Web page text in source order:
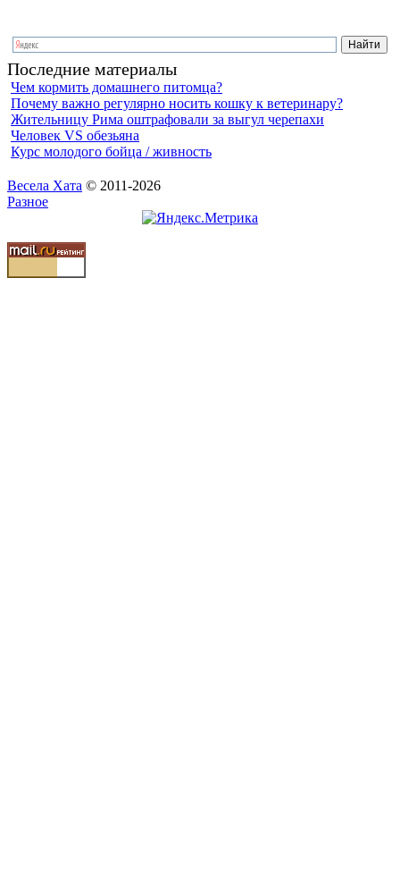
Последние материалы
Чем кормить домашнего питомца?
Почему важно регулярно носить кошку к ветеринару?
Жительницу Рима оштрафовали за выгул черепахи
Человек VS обезьяна
Курс молодого бойца / живность
Весела Хата © 2011-2026
Разное